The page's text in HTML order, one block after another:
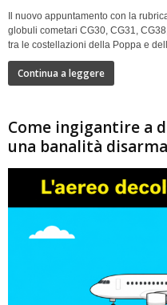
Il nuovo appuntamento con la
globuli cometari CG30, CG31,
tra le costellazioni della Poppa e
Continua a leggere
Come ingigantire a
una banalità